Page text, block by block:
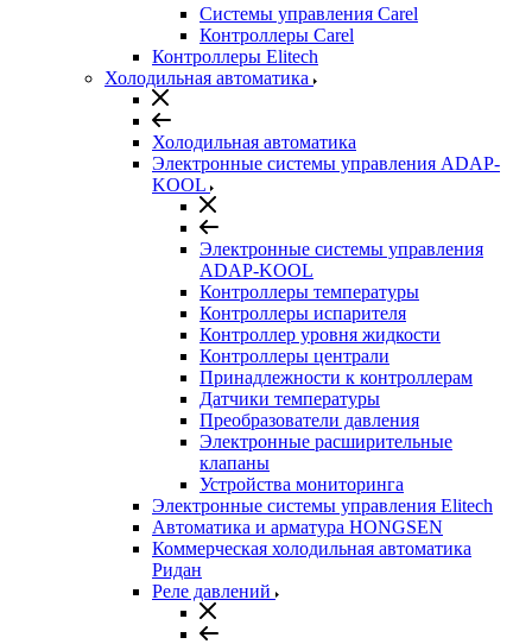
Системы управления Carel
Контроллеры Carel
Контроллеры Elitech
Холодильная автоматика
Холодильная автоматика
Электронные системы управления ADAP-
KOOL
Электронные системы управления
ADAP-KOOL
Контроллеры температуры
Контроллеры испарителя
Контроллер уровня жидкости
Контроллеры централи
Принадлежности к контроллерам
Датчики температуры
Преобразователи давления
Электронные расширительные
клапаны
Устройства мониторинга
Электронные системы управления Elitech
Автоматика и арматура HONGSEN
Коммерческая холодильная автоматика
Ридан
Реле давлений